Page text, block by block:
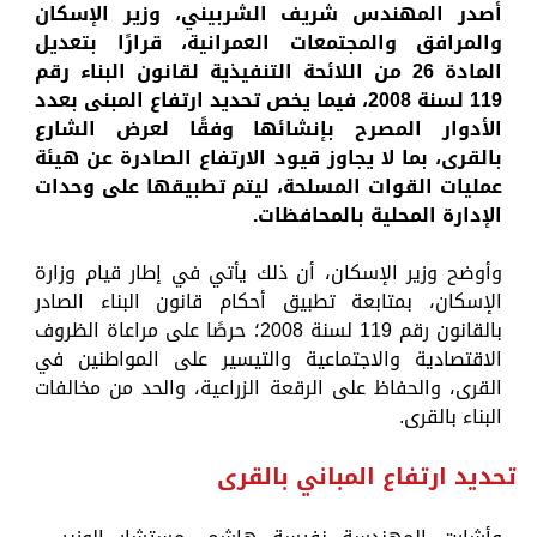
أصدر المهندس شريف الشربيني، وزير الإسكان
والمرافق والمجتمعات العمرانية، قرارًا بتعديل
المادة 26 من اللائحة التنفيذية لقانون البناء رقم
119 لسنة 2008، فيما يخص تحديد ارتفاع المبنى بعدد
الأدوار المصرح بإنشائها وفقًا لعرض الشارع
بالقرى، بما لا يجاوز قيود الارتفاع الصادرة عن هيئة
عمليات القوات المسلحة، ليتم تطبيقها على وحدات
الإدارة المحلية بالمحافظات.
وأوضح وزير الإسكان، أن ذلك يأتي في إطار قيام وزارة
الإسكان، بمتابعة تطبيق أحكام قانون البناء الصادر
بالقانون رقم 119 لسنة 2008؛ حرصًا على مراعاة الظروف
الاقتصادية والاجتماعية والتيسير على المواطنين في
القرى، والحفاظ على الرقعة الزراعية، والحد من مخالفات
البناء بالقرى.
تحديد ارتفاع المباني بالقرى